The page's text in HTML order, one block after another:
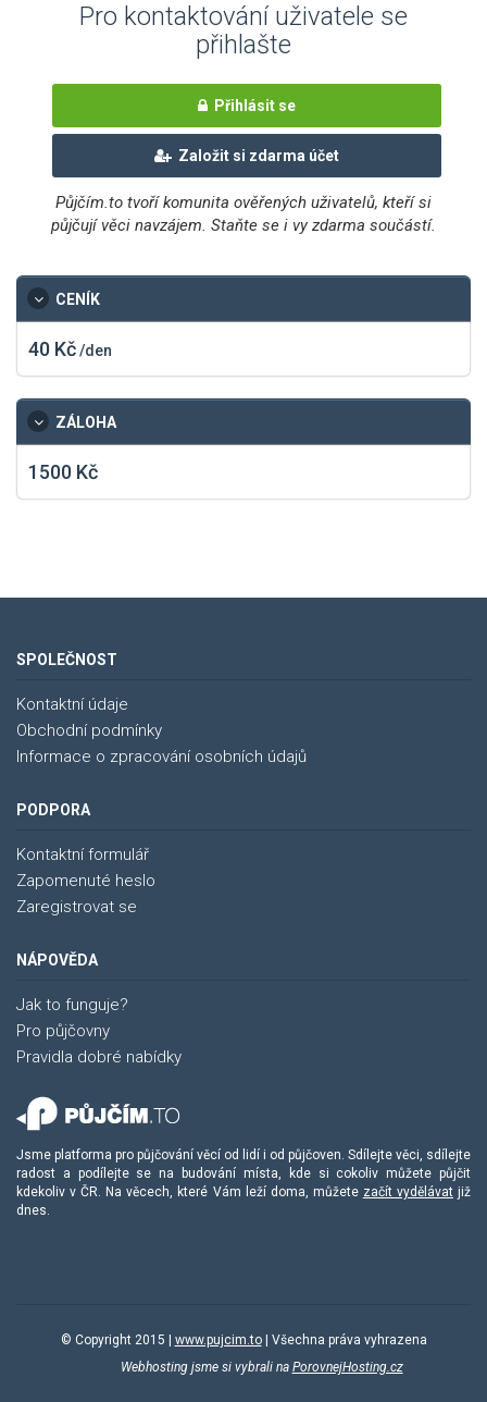
Pro kontaktování uživatele se
přihlašte
Přihlásit se
Založit si zdarma účet
Půjčím.to tvoří komunita ověřených uživatelů, kteří si
půjčují věci navzájem. Staňte se i vy zdarma součástí.
CENÍK
40 Kč/den
ZÁLOHA
1500 Kč
SPOLEČNOST
Kontaktní údaje
Obchodní podmínky
Informace o zpracování osobních údajů
PODPORA
Kontaktní formulář
Zapomenuté heslo
Zaregistrovat se
NÁPOVĚDA
Jak to funguje?
Pro půjčovny
Pravidla dobré nabídky
Jsme platforma pro půjčování věcí od lidí i od půjčoven. Sdílejte věci, sdílejte
radost a podílejte se na budování místa, kde si cokoliv můžete půjčit
kdekoliv v ČR. Na věcech, které Vám leží doma, můžete začít vydělávatjiž
dnes.
© Copyright 2015 | www.pujcim.to| Všechna práva vyhrazena
Webhosting jsme si vybrali na PorovnejHosting.cz